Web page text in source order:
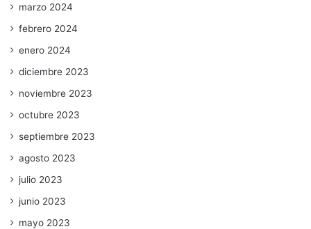
marzo 2024
febrero 2024
enero 2024
diciembre 2023
noviembre 2023
octubre 2023
septiembre 2023
agosto 2023
julio 2023
junio 2023
mayo 2023